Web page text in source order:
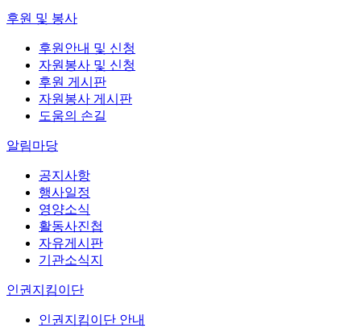
후원 및 봉사
후원안내 및 신청
자원봉사 및 신청
후원 게시판
자원봉사 게시판
도움의 손길
알림마당
공지사항
행사일정
영양소식
활동사진첩
자유게시판
기관소식지
인권지킴이단
인권지킴이단 안내